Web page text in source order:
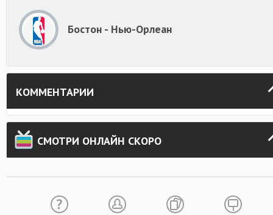
Бостон - Нью-Орлеан
КОММЕНТАРИИ
СМОТРИ ОНЛАЙН СКОРО